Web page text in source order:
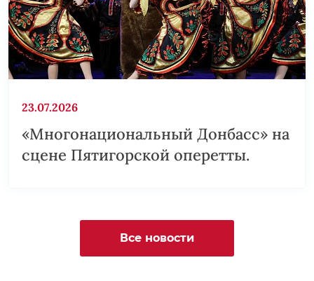
23.07.2026
«Многонациональный Донбасс» на
сцене Пятигорской оперетты.
Все новости